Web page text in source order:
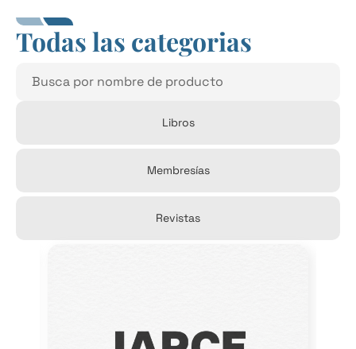
Todas las categorias
Libros
Membresías
Revistas